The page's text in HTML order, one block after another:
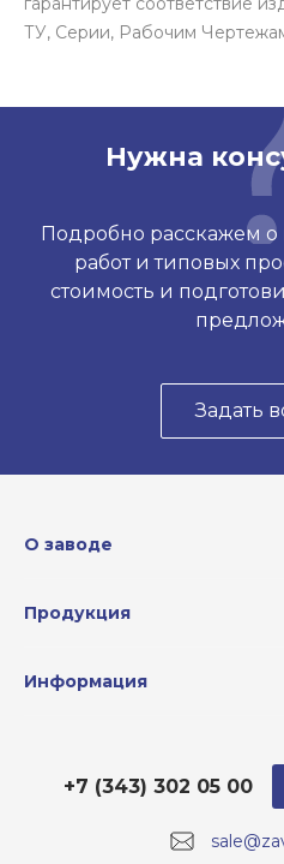
ТУ, Серии, Рабочим
Нужна
Подробно расскажем о
работ и типовых
стоимость и
Задать
О заводе
Продукция
Информация
+7 (343) 302 05 00